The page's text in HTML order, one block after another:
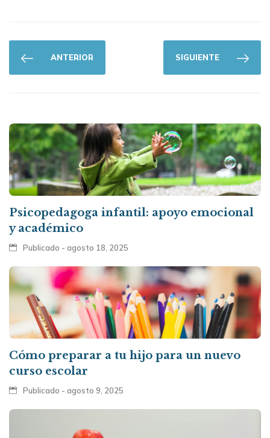
ANTERIOR SIGUIENTE
Psicopedagoga infantil: apoyo emocional
y académico
Publicado - agosto 18, 2025
Cómo preparar a tu hijo para un nuevo
curso escolar
Publicado - agosto 9, 2025